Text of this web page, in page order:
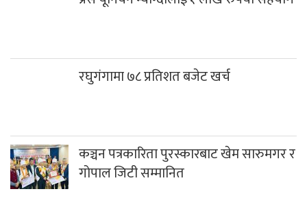
रघुगंगामा ७८ प्रतिशत बजेट खर्च
कञ्चन पत्रकारिता पुरस्कारबाट खेम सारुमगर र
गोपाल जिटी सम्मानित